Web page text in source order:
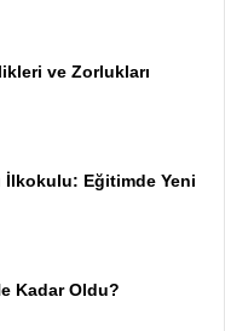
ve Zorlukları
İlkokulu: Eğitimde Yeni
Kadar Oldu?